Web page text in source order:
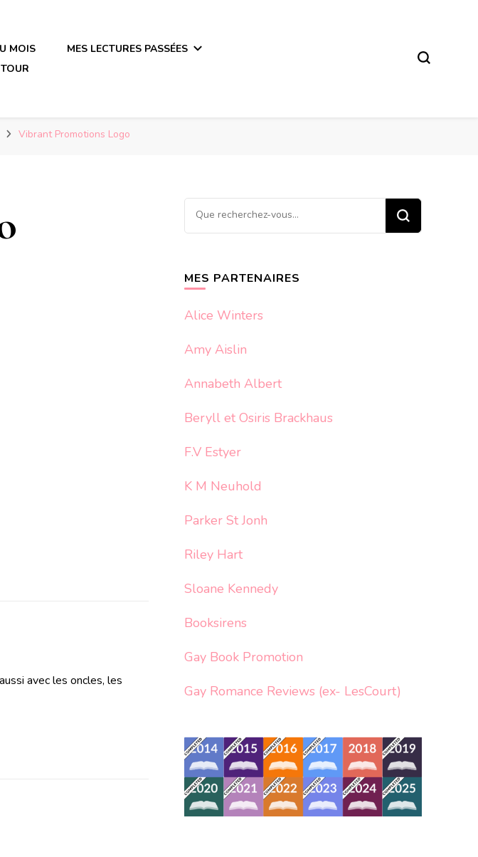
MOIS
MES LECTURES PASSÉES
Vibrant Promotions Logo
avec les oncles, les
Vous
recherchiez
MES PARTENAIRES
Alice Winters
Amy Aislin
Annabeth Albert
Beryll et Osiris Brackhaus
F.V Estyer
K M Neuhold
Parker St Jonh
Riley Hart
Sloane Kennedy
Booksirens
Gay Book Promotion
Gay Romance Reviews (ex- LesCourt)